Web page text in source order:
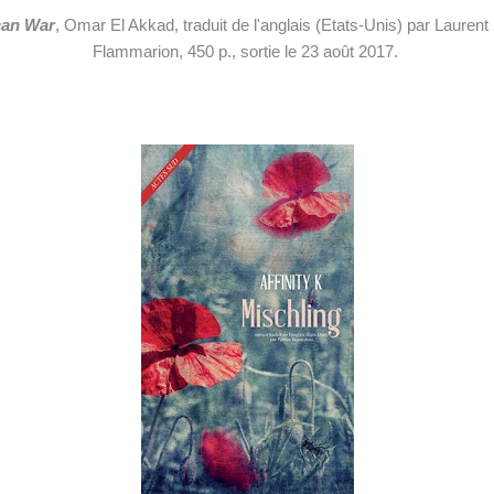
War, Omar El Akkad, traduit de l'anglais (Etats-Unis) par Laurent
Flammarion, 450 p., sortie le 23 août 2017.